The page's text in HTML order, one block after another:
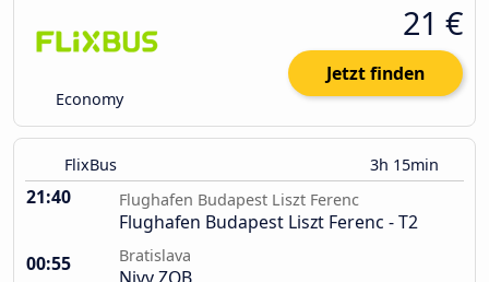
Economy
21 €
Jetzt finden
FlixBus 3h 15min
21:40 Flughafen Budapest Liszt Ferenc
Flughafen Budapest Liszt Ferenc - T2
00:55
Bratislava